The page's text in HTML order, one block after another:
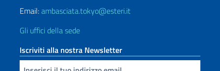
Email:ambasciata.tokyo@esteri.it
Gli uffici della sede
Iscriviti alla nostra Newsletter